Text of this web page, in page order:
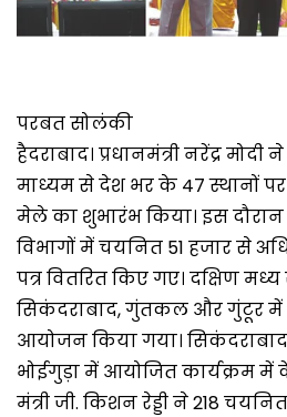
परबत सोलंकी
हैदराबाद। प्रधानमंत्री नरेंद्र
माध्यम से देश भर के 47 स्थानों
मेले का शुभारंभ किया। इस दौरान
विभागों में चयनित 51 हजार से
पत्र वितरित किए गए। दक्षिण
सिकंदराबाद, गुंतकल और गुंटूर में
आयोजन किया गया।
भोईगुड़ा में आयोजित कार्यक्रम में
मंत्री जी. किशन रेड्डी ने 218